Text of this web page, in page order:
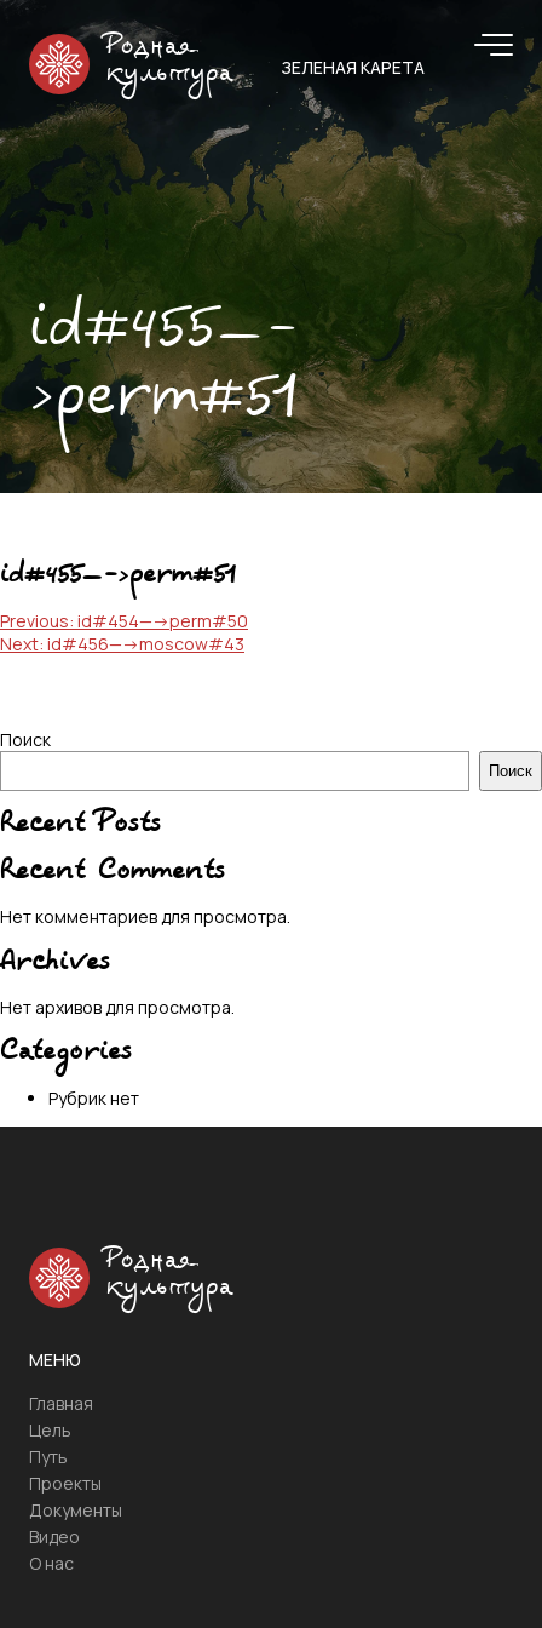
Родная
культура
ЗЕЛЕНАЯ КАРЕТА
id#455—-
>perm#51
id#455—->perm#51
Навигация
по
Previous: id#454—->perm#50
Next: id#456—->moscow#43
Поиск
Поиск
Recent Posts
Recent Comments
Нет комментариев для просмотра.
Archives
Нет архивов для просмотра.
Categories
Рубрик нет
Родная
культура
МЕНЮ
Главная
Цель
Путь
Проекты
Документы
Видео
О нас